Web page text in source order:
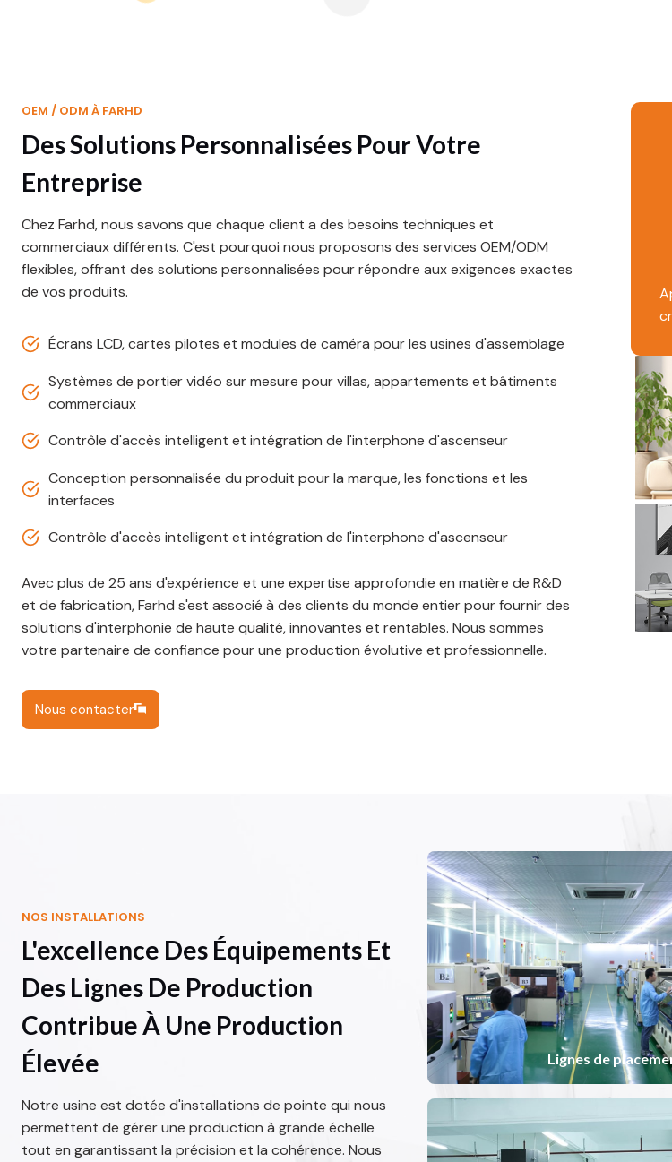
OEM / ODM À FARHD
Des Solutions Personnalisées Pour Votre
Entreprise
Chez Farhd, nous savons que chaque client a des besoins techniques et
commerciaux différents. C'est pourquoi nous proposons des services OEM/ODM
flexibles, offrant des solutions personnalisées pour répondre aux exigences exactes
de vos produits.
Écrans LCD, cartes pilotes et modules de caméra pour les usines d'assemblage
Systèmes de portier vidéo sur mesure pour villas, appartements et bâtiments
commerciaux
Contrôle d'accès intelligent et intégration de l'interphone d'ascenseur
Conception personnalisée du produit pour la marque, les fonctions et les
interfaces
Contrôle d'accès intelligent et intégration de l'interphone d'ascenseur
Avec plus de 25 ans d'expérience et une expertise approfondie en matière de R&D
et de fabrication, Farhd s'est associé à des clients du monde entier pour fournir des
solutions d'interphonie de haute qualité, innovantes et rentables. Nous sommes
votre partenaire de confiance pour une production évolutive et professionnelle.
Nous contacter
NOS INSTALLATIONS
L'excellence Des Équipements Et
Des Lignes De Production
Contribue À Une Production
Élevée
Notre usine est dotée d'installations de pointe qui nous
permettent de gérer une production à grande échelle
tout en garantissant la précision et la cohérence. Nous
Lignes de